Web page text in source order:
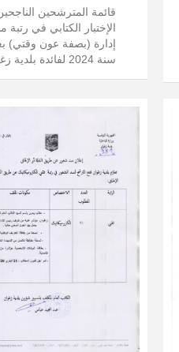
قائمة المترشحين
الإختبار الكتابي في
إدارة (بصفة عون وقتي)
سنة 2024 لفائدة بلدية زغوان